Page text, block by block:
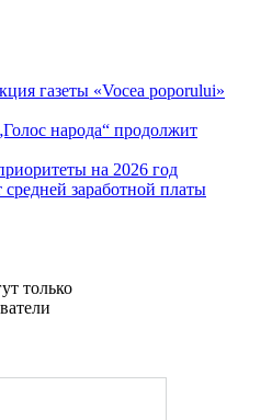
газеты «Vocea poporului»
народа“ продолжит
на 2026 год
заработной платы
только